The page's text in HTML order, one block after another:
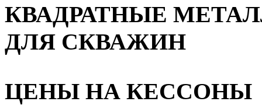
КВАДРАТНЫЕ
ДЛЯ СКВАЖИН
ЦЕНЫ НА КЕССОНЫ